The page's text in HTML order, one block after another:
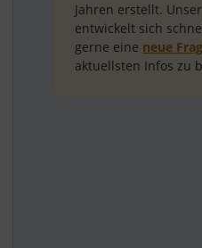
Jahren erstellt.
entwickelt sich
gerne eine neue
aktuellsten Infos zu